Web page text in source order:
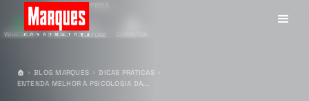
CANAIS DE VENDA
WHATSAPP E-MAIL TELEFONE CORRETOR
BLOG MARQUES
DICAS PRÁTICAS
ENTENDA MELHOR A PSICOLOGIA DA...